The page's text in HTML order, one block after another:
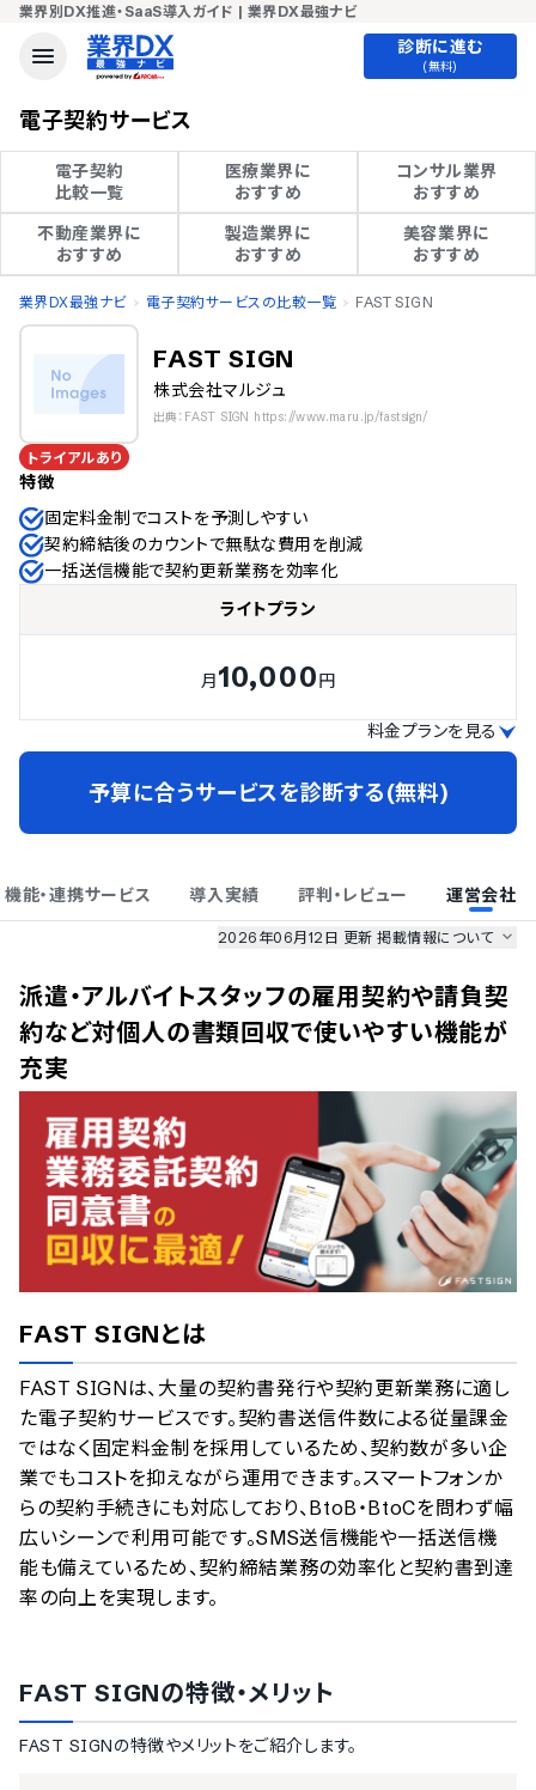
業界別DX推進・SaaS導入ガイド | 業界DX最強ナビ
診断に進む
(無料)
電子契約サービス
電子契約
比較一覧
医療業界に
おすすめ
コンサル業界
おすすめ
不動産業界に
おすすめ
製造業界に
おすすめ
美容業界に
おすすめ
業界DX最強ナビ 電子契約サービスの比較一覧 FAST SIGN
FAST SIGN
株式会社マルジュ
出典：FAST SIGN https://www.maru.jp/fastsign/
トライアルあり
特徴
固定料金制でコストを予測しやすい
契約締結後のカウントで無駄な費用を削減
一括送信機能で契約更新業務を効率化
ライトプラン
月10,000円
料金プランを見る
予算に合うサービスを診断する(無料)
機能・連携サービス 導入実績 評判・レビュー 運営会社
2026年06月12日 更新掲載情報について
のサービス情報は、一部PRONIアイミツSaaS
のサービスデータを参照しています。
情報更新者：
業界DX最強ナビ 編集部 情報取得元 掲載修正依頼
派遣・アルバイトスタッフの雇用契約や請負契
約など対個人の書類回収で使いやすい機能が
充実
FAST SIGNとは
FAST SIGNは、大量の契約書発行や契約更新業務に適し
た電子契約サービスです。契約書送信件数による従量課金
ではなく固定料金制を採用しているため、契約数が多い企
業でもコストを抑えながら運用できます。スマートフォンか
らの契約手続きにも対応しており、BtoB・BtoCを問わず幅
広いシーンで利用可能です。SMS送信機能や一括送信機
能も備えているため、契約締結業務の効率化と契約書到達
率の向上を実現します。
FAST SIGNの特徴・メリット
FAST SIGNの特徴やメリットをご紹介します。